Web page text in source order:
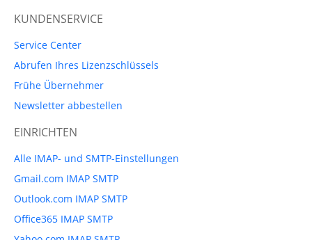
KUNDENSERVICE
Service Center
Abrufen Ihres Lizenzschlüssels
Frühe Übernehmer
Newsletter abbestellen
EINRICHTEN
Alle IMAP- und SMTP-Einstellungen
Gmail.com IMAP SMTP
Outlook.com IMAP SMTP
Office365 IMAP SMTP